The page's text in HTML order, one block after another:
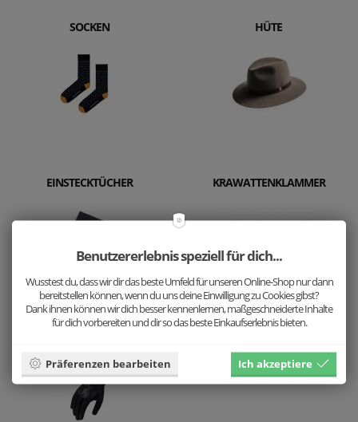
SOCKEN HÜTE
EINSTECKTÜCHER KRAWATTENKLAMMER
Benutzererlebnis speziell für dich...
Wusstest du, dass wir dir das beste Umfeld für unseren Online-Shop nur dann
bereitstellen können, wenn du uns deine Einwilligung zu Cookies gibst?
Dank ihnen können wir dich besser kennenlernen, maßgeschneiderte Inhalte
für dich vorbereiten und dir so das beste Einkaufserlebnis bieten.
Präferenzen bearbeiten Ich akzeptiere